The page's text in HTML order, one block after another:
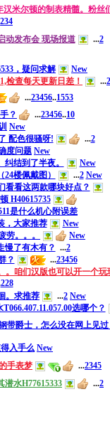
米尔顿的制表精髓。粉丝
234
动发布会 现场报道 ...2
，疑问求解
New
检查每天更新日差！ ...2
...23456..1553
？ ...23456..10
New
配色很骚呀! ...2
度问题 New
结到了半夜。
New
楼佩戴图） ...2 New
看看这两款哪块好点？
H40615735
是什么机心附误差
，大家推荐
New
劳。。。
New
慢了有木有？ ...2
？ ...23456
。咱们汉版也可以开一个玩
228
。求推荐 ...2 New
选哪个？
带爵士，怎么没在网上见
入手么 New
手表梦 ...2345
水H77615333 ...2